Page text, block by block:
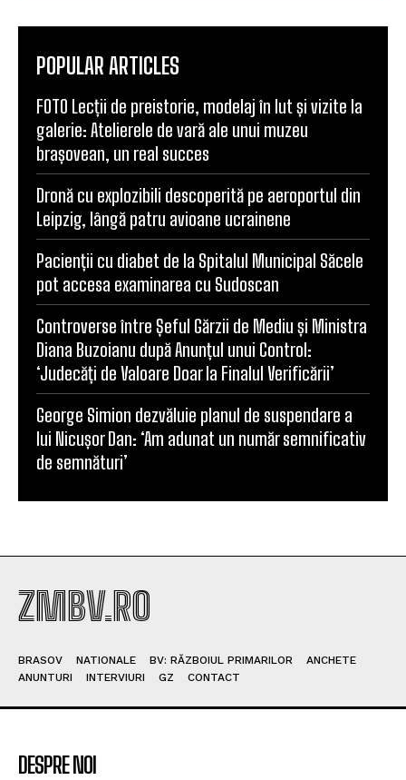
POPULAR ARTICLES
FOTO Lecții de preistorie, modelaj în lut și vizite la
galerie: Atelierele de vară ale unui muzeu
brașovean, un real succes
Dronă cu explozibili descoperită pe aeroportul din
Leipzig, lângă patru avioane ucrainene
Pacienții cu diabet de la Spitalul Municipal Săcele
pot accesa examinarea cu Sudoscan
Controverse între Șeful Gărzii de Mediu și Ministra
Diana Buzoianu după Anunțul unui Control:
‘Judecăți de Valoare Doar la Finalul Verificării’
George Simion dezvăluie planul de suspendare a
lui Nicușor Dan: ‘Am adunat un număr semnificativ
de semnături’
ZMBV.RO
BRASOV NATIONALE BV: RĂZBOIUL PRIMARILOR
ANCHETE
ANUNTURI
INTERVIURI GZ CONTACT
DESPRE NOI